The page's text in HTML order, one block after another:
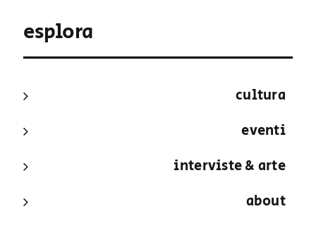
esplora
cultura
eventi
interviste & arte
about